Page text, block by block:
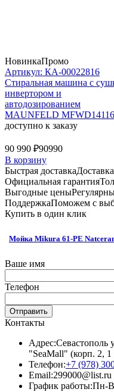
НовинкаПромо
Артикул: КА-00022816
Стиральная машина c
инвертором и
автодозированием
MAUNFELD
доступно к заказу
90 990 ₽90990
В корзину
Быстрая доставка
Официальная гарантия
Выгодные цены
ПоддержкаПоможем с
Купить в один клик
Мойка Mikura 61-PE
Ваше имя
Телефон
Отправить
Контакты
Адрес:Севастополь
"SeaMall" (корп. 2, 1
Телефон:+7 (978)
Email:299000@list.ru
График работы:Пн-